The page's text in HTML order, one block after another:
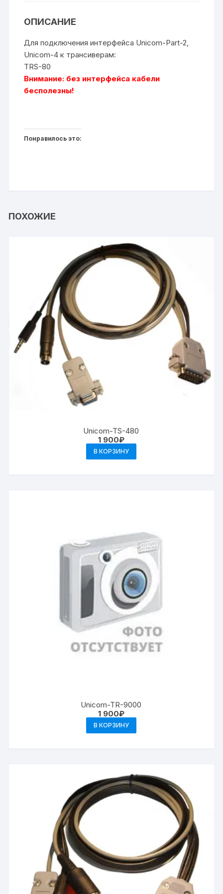
ОПИСАНИЕ
Для подключения интерфейса Unicom-Part-2,
Unicom-4 к трансиверам:
TRS-80
Внимание: без интерфейса кабели
бесполезны!
Понравилось это:
ПОХОЖИЕ
Unicom-TS-480
1 900₽
В КОРЗИНУ
Unicom-TR-9000
1 900₽
В КОРЗИНУ